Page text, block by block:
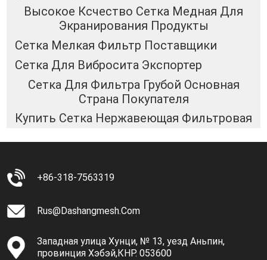
Высокое Ксчество Сетка Медная Для
Экранирования Продукты
Сетка Мелкая Фильтр Поставщики
Сетка Для Вибросита Экспортер
Сетка Для Фильтра Грубой Основная
Страна Покупателя
Купить Сетка Нержавеющая Фильтровая
+86-318-7563319
Rus@dashangmesh.com
Западная улица Хунци, № 13, уезд Аньпин,
провинция Хэбэй,КНР. 053600